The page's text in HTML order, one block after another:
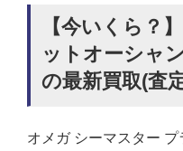
【今いくら？
ットオーシャ
の最新買取(査
オメガ シーマスター